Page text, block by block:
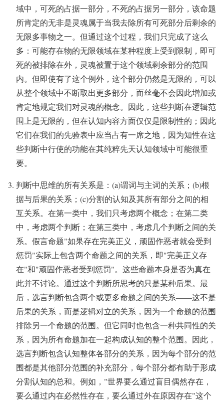
域中，可死的占据一部分，不死的占据另一部分，该命题
所肯定的无非是灵魂属于当我去除所有可死部分后剩余的
无限多事物之一。但通过这个过程，我们只完成了这么
多：可能存在物的无限领域在某种程度上受到限制，即可
死的被排除在外，灵魂被置于这个领域剩余部分的范围
内。但即使有了这个例外，这个部分仍然是无限的，可以
从整个领域中不断取出更多部分，而丝毫不会因此增加或
肯定地规定我们对灵魂的概念。因此，这些判断在逻辑范
围上是无限的，但在认知内容方面仅仅是限制性的；因此
它们在我们的先验表中应当占有一席之地，因为知性在这
些判断中行使的功能在其纯粹先天认知领域中可能很重
要。
判断中思维的所有关系是：(a)谓词与主词的关系；(b)根
据与后果的关系；(c)分割的认知及其所有部分之间的相
互关系。在第一类中，我们只考虑两个概念；在第二类
中，考虑两个判断；在第三类中，考虑几个判断之间的关
系。假言命题"如果存在完美正义，顽固作恶者就会受到
惩罚"实际上包含两个命题之间的关系，即"完美正义存
在"和"顽固作恶者受到惩罚"。这些命题本身是否为真在
此并不讨论。通过这个判断所思考的只是某种后果。最
后，选言判断包含两个或更多命题之间的关系——这不是
后果的关系，而是逻辑对立的关系，因为一个命题的范围
排除另一个命题的范围。但它同时也包含一种共同性的关
系，因为所有命题加在一起构成认知的整个范围。因此，
选言判断包含认知整体各部分的关系，因为每个部分的范
围都是其他部分范围的补充部分，每个部分都有助于形成
分割认知的总和。例如，"世界要么通过盲目偶然存在，
要么通过内在必然性存在，要么通过外在原因存在"这个